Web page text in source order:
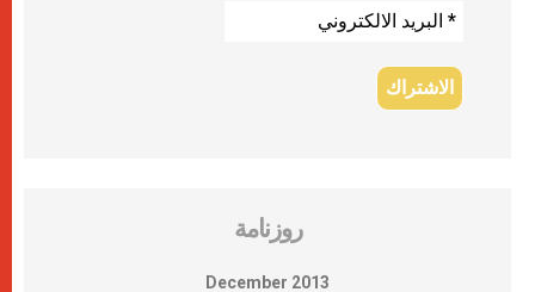
روزنامة
December 2013